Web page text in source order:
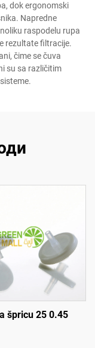
dok ergonomski
Napredne
raspodelu rupa
rezultate filtracije.
čime se čuva
su sa različitim
špricu 25 0.45